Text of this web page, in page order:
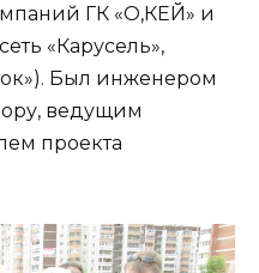
ГК «О,КЕЙ» и
«Карусель»,
Был инженером
ведущим
проекта